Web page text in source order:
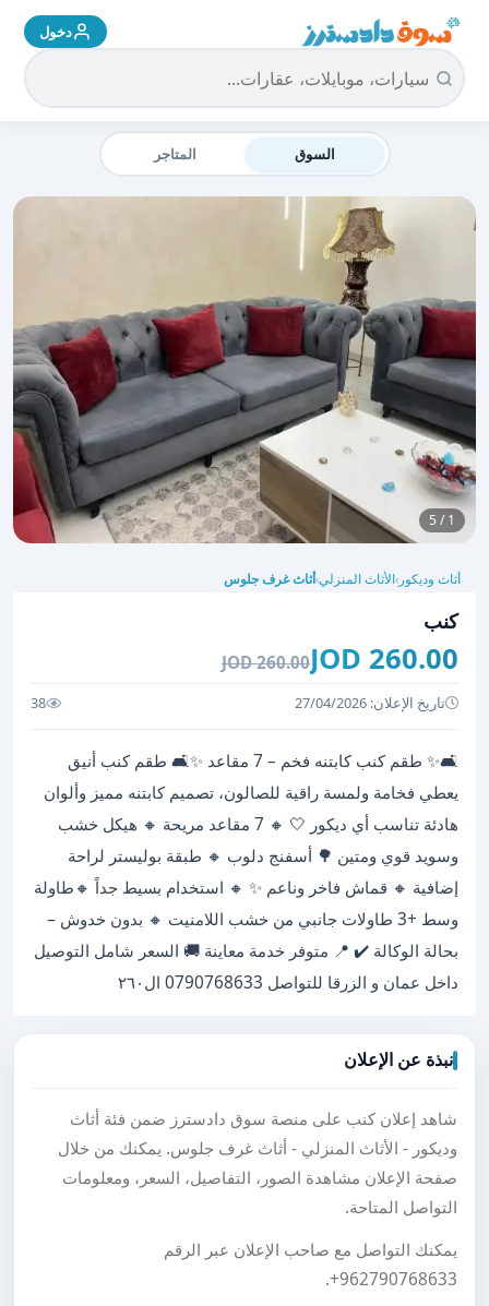
سوق دادسترز الرئيسية دخول
السوق المتاجر
1 / 5
أثاث وديكور ›الأثاث المنزلي›أثاث غرف جلوس
كنب
260.00 JOD
260.00 JOD
تاريخ الإعلان: 27/04/2026 38
🛋️✨ طقم كنب كابتنه فخم – 7 مقاعد ✨🛋️ طقم كنب أنيق
يعطي فخامة ولمسة راقية للصالون، تصميم كابتنه مميز وألوان
هادئة تناسب أي ديكور 🤍 🔸 7 مقاعد مريحة 🔸 هيكل خشب
وسويد قوي ومتين 🌳 ‏أسفنج دلوب 🔸 طبقة بوليستر لراحة
إضافية 🔸 قماش فاخر وناعم ✨ 🔸 استخدام بسيط جداً 🔸طاولة
وسط +3 طاولات جانبي من خشب اللامنيت 🔸 بدون خدوش –
بحالة الوكالة ✔️ 📍 متوفر خدمة معاينة 🚚 السعر شامل التوصيل
داخل عمان و الزرقا للتواصل 0790768633 ال٢٦٠
نبذة عن الإعلان
شاهد إعلان كنب على منصة سوق دادسترز ضمن فئة أثاث
وديكور - الأثاث المنزلي - أثاث غرف جلوس. يمكنك من خلال
صفحة الإعلان مشاهدة الصور، التفاصيل، السعر، ومعلومات
التواصل المتاحة.
يمكنك التواصل مع صاحب الإعلان عبر الرقم
+962790768633
.